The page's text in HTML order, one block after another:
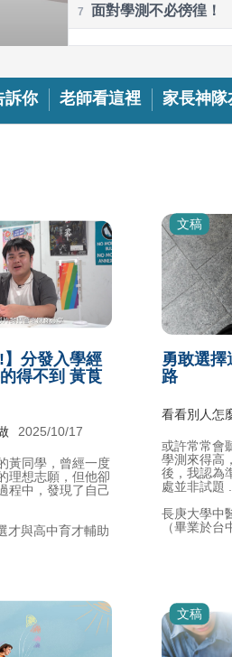
7 面對學測不必徬徨！
9 學測準備攻略：目標
訴你 老師看這裡 家長神隊
】分發入學經
得不到 黃莨
2025/10/17
黃同學，曾經一度
理想志願，但他卻
程中，發現了自己
才與高中育才輔助
文稿
勇敢選
路
看看別人怎
或許常常會
學測來得高
後，我認為
處並非試題 ...
長庚大學中
（畢業於台
文稿